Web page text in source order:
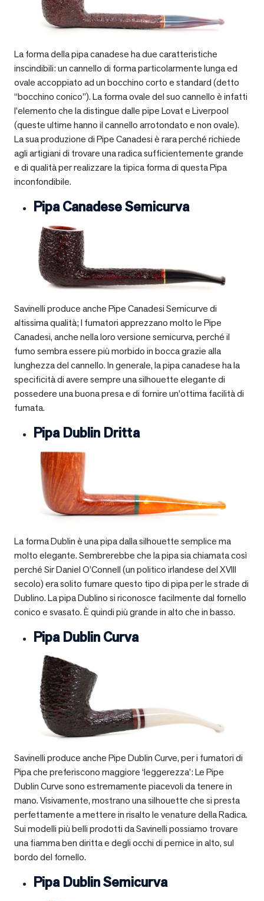
La forma della pipa canadese ha due caratteristiche
inscindibili: un cannello di forma particolarmente lunga ed
ovale accoppiato ad un bocchino corto e standard (detto
“bocchino conico”). La forma ovale del suo cannello è infatti
l’elemento che la distingue dalle pipe Lovat e Liverpool
(queste ultime hanno il cannello arrotondato e non ovale).
La sua produzione di Pipe Canadesi è rara perché richiede
agli artigiani di trovare una radica sufficientemente grande
e di qualità per realizzare la tipica forma di questa Pipa
inconfondibile.
Pipa Canadese Semicurva
Savinelli produce anche Pipe Canadesi Semicurve di
altissima qualità; I fumatori apprezzano molto le Pipe
Canadesi, anche nella loro versione semicurva, perché il
fumo sembra essere più morbido in bocca grazie alla
lunghezza del cannello. In generale, la pipa canadese ha la
specificità di avere sempre una silhouette elegante di
possedere una buona presa e di fornire un’ottima facilità di
fumata.
Pipa Dublin Dritta
La forma Dublin è una pipa dalla silhouette semplice ma
molto elegante. Sembrerebbe che la pipa sia chiamata così
perché Sir Daniel O’Connell (un politico irlandese del XVIII
secolo) era solito fumare questo tipo di pipa per le strade di
Dublino. La pipa Dublino si riconosce facilmente dal fornello
conico e svasato. È quindi più grande in alto che in basso.
Pipa Dublin Curva
Savinelli produce anche Pipe Dublin Curve, per i fumatori di
Pipa che preferiscono maggiore ‘leggerezza’: Le Pipe
Dublin Curve sono estremamente piacevoli da tenere in
mano. Visivamente, mostrano una silhouette che si presta
perfettamente a mettere in risalto le venature della Radica.
Sui modelli più belli prodotti da Savinelli possiamo trovare
una fiamma ben diritta e degli occhi di pernice in alto, sul
bordo del fornello.
Pipa Dublin Semicurva